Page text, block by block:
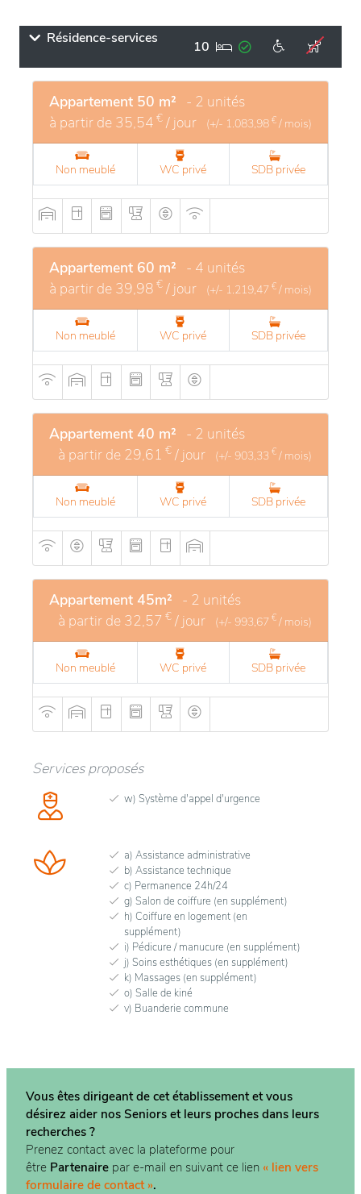
Résidence-services 10
Appartement 50 m² - 2 unités
à partir de 35,54 € / jour (+/- 1.083,98 € / mois)
Non meublé WC privé SDB privée
Appartement 60 m² - 4 unités
à partir de 39,98 € / jour (+/- 1.219,47 € / mois)
Non meublé WC privé SDB privée
Appartement 40 m² - 2 unités
à partir de 29,61 € / jour (+/- 903,33 € / mois)
Non meublé WC privé SDB privée
Appartement 45m² - 2 unités
à partir de 32,57 € / jour (+/- 993,67 € / mois)
Non meublé WC privé SDB privée
Services proposés
w) Système d'appel d'urgence
a) Assistance administrative
b) Assistance technique
c) Permanence 24h/24
g) Salon de coiffure (en supplément)
h) Coiffure en logement (en
supplément)
i) Pédicure / manucure (en supplément)
j) Soins esthétiques (en supplément)
k) Massages (en supplément)
o) Salle de kiné
v) Buanderie commune
Vous êtes dirigeant de cet établissement et vous
désirez aider nos Seniors et leurs proches dans leurs
recherches ?
Prenez contact avec la plateforme pour
être Partenaire par e-mail en suivant ce lien « lien vers
formulaire de contact ».